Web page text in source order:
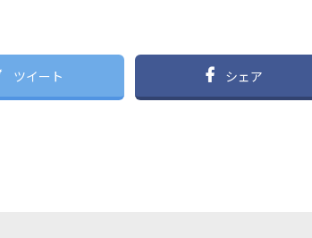
ツイート シェア